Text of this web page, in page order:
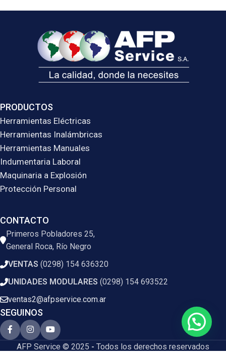
PRODUCTOS
Herramientas Eléctricas
Herramientas Inalámbricas
Herramientas Manuales
Indumentaria Laboral
Maquinaria a Explosión
Protección Personal
CONTACTO
Primeros Pobladores 25,
General Roca, Río Negro
VENTAS (0298) 154 636320
UNIDADES MODULARES (0298) 154 693522
ventas2@afpservice.com.ar
SEGUINOS
AFP Service © 2025 - Todos los derechos reservados